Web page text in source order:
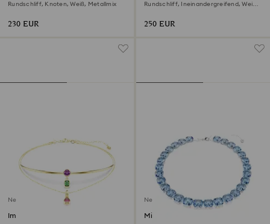
Rundschliff, Knoten, Weiß, Metallmix
230 EUR
Rundschliff, Ineinandergreifend, Weiß,
250 EUR
Neu
Imber Halskette im Lagenlook
Neu
Millenia Halskette